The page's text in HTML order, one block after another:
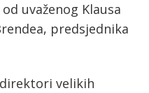
uvaženog Klausa
predsjednika
velikih